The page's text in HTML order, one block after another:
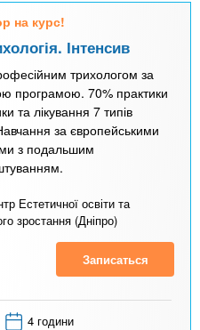
на курс!
Інтенсив
трихологом за
програмою. 70% практики
та лікування 7 типів
за європейськими
з подальшим
Естетичної освіти та
зростання (Дніпро)
Записаться
4 години